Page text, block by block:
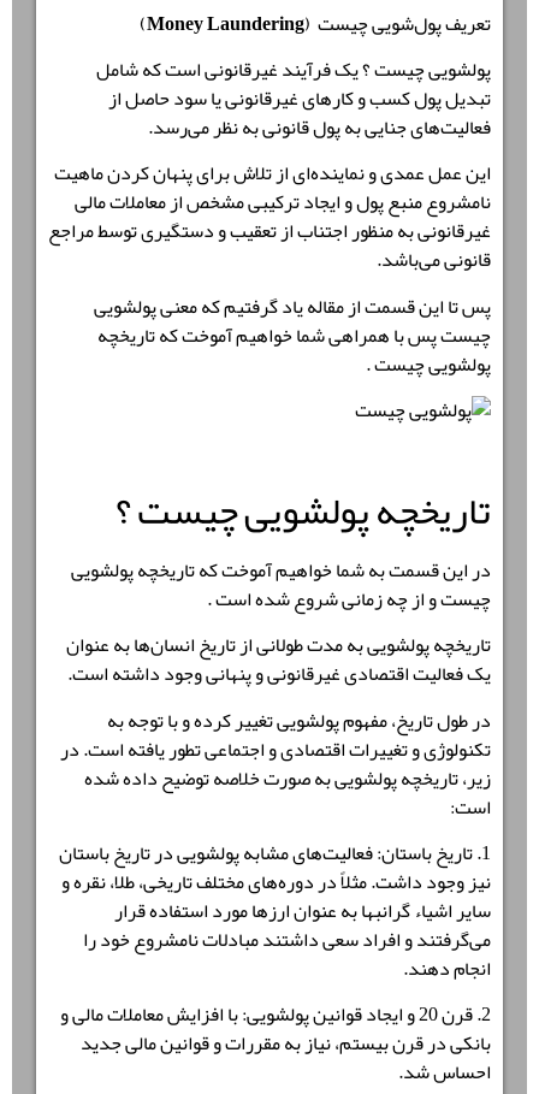
تعریف پول‌شویی چیست (Money Laundering)
پولشویی چیست ؟ یک فرآیند غیرقانونی است که شامل
تبدیل پول کسب و کارهای غیرقانونی یا سود حاصل از
فعالیت‌های جنایی به پول قانونی به نظر می‌رسد.
این عمل عمدی و نماینده‌ای از تلاش برای پنهان کردن ماهیت
نامشروع منبع پول و ایجاد ترکیبی مشخص از معاملات مالی
غیرقانونی به منظور اجتناب از تعقیب و دستگیری توسط مراجع
قانونی می‌باشد.
پس تا این قسمت از مقاله یاد گرفتیم که معنی پولشویی
چیست پس با همراهی شما خواهیم آموخت که تاریخچه
پولشویی چیست .
تاریخچه پولشویی چیست ؟
در این قسمت به شما خواهیم آموخت که تاریخچه پولشویی
چیست و از چه زمانی شروع شده است .
تاریخچه پولشویی به مدت طولانی از تاریخ انسان‌ها به عنوان
یک فعالیت اقتصادی غیرقانونی و پنهانی وجود داشته است.
در طول تاریخ، مفهوم پولشویی تغییر کرده و با توجه به
تکنولوژی و تغییرات اقتصادی و اجتماعی تطور یافته است. در
زیر، تاریخچه پولشویی به صورت خلاصه توضیح داده شده
است:
1. تاریخ باستان: فعالیت‌های مشابه پولشویی در تاریخ باستان
نیز وجود داشت. مثلاً در دوره‌های مختلف تاریخی، طلا، نقره و
سایر اشیاء گرانبها به عنوان ارزها مورد استفاده قرار
می‌گرفتند و افراد سعی داشتند مبادلات نامشروع خود را
انجام دهند.
2. قرن 20 و ایجاد قوانین پولشویی: با افزایش معاملات مالی و
بانکی در قرن بیستم، نیاز به مقررات و قوانین مالی جدید
احساس شد.